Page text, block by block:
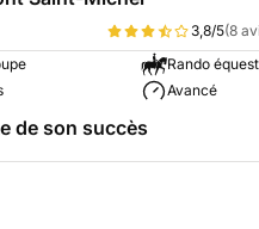
3,8/5(8
Rando
Avancé
de son succès